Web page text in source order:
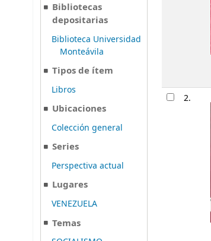
Bibliotecas
depositarias
Biblioteca Universidad
Monteávila
Tipos de ítem
Libros
Ubicaciones
Colección general
Series
Perspectiva actual
Lugares
VENEZUELA
Temas
2.